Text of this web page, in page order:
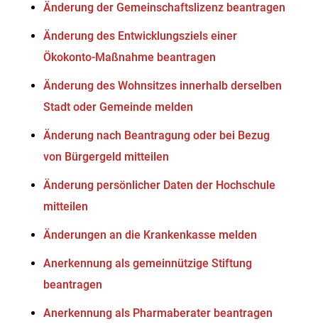
Änderung der Gemeinschaftslizenz beantragen
Änderung des Entwicklungsziels einer
Ökokonto-Maßnahme beantragen
Änderung des Wohnsitzes innerhalb derselben
Stadt oder Gemeinde melden
Änderung nach Beantragung oder bei Bezug
von Bürgergeld mitteilen
Änderung persönlicher Daten der Hochschule
mitteilen
Änderungen an die Krankenkasse melden
Anerkennung als gemeinnützige Stiftung
beantragen
Anerkennung als Pharmaberater beantragen